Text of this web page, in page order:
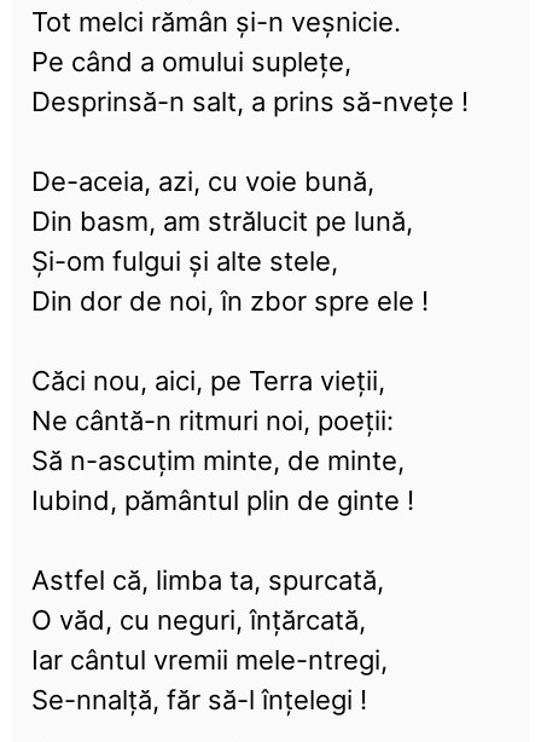
Tot melci rămân și-n veșnicie.
Pe când a omului suplețe,
Desprinsă-n salt, a prins să-nvețe !
De-aceia, azi, cu voie bună,
Din basm, am strălucit pe lună,
Și-om fulgui și alte stele,
Din dor de noi, în zbor spre ele !
Căci nou, aici, pe Terra vieții,
Ne cântă-n ritmuri noi, poeții:
Să n-ascuțim minte, de minte,
Iubind, pământul plin de ginte !
Astfel că, limba ta, spurcată,
O văd, cu neguri, înțărcată,
Iar cântul vremii mele-ntregi,
Se-nnalță, făr să-l înțelegi !